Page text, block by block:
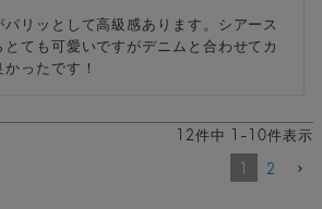
リッとして高級感あります。シアース
ても可愛いですがデニムと合わせてカ
ったです！
12件中 1 -10件表示
1
2